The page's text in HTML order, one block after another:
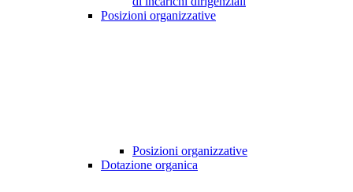
Posizioni organizzative
Posizioni organizzative
Dotazione organica